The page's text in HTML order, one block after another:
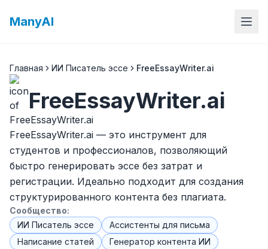
ManyAI
Главная ИИ Писатель эссе FreeEssayWriter.ai
FreeEssayWriter.ai
FreeEssayWriter.ai — это инструмент для
студентов и профессионалов, позволяющий
быстро генерировать эссе без затрат и
регистрации. Идеально подходит для создания
структурированного контента без плагиата.
Сообщество:
ИИ Писатель эссе
Ассистенты для письма
Написание статей
Генератор контента ИИ